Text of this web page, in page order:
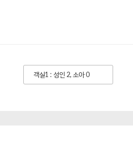
객실1 : 성인 2, 소아 0